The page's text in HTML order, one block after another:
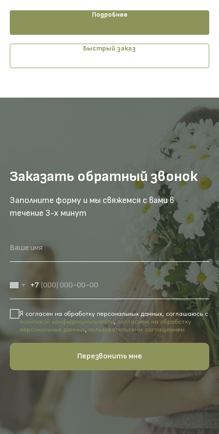
Подробнее
Быстрый заказ
Заказать обратный звонок
Заполните форму и мы свяжемся с вами в
течение 3-х минут
Ваше имя
+7
Я согласен на обработку персональных данных, соглашаюсь с
политикой конфиденциальности, согласием на обработку
персональных данных, пользовательским соглашением
Перезвонить мне